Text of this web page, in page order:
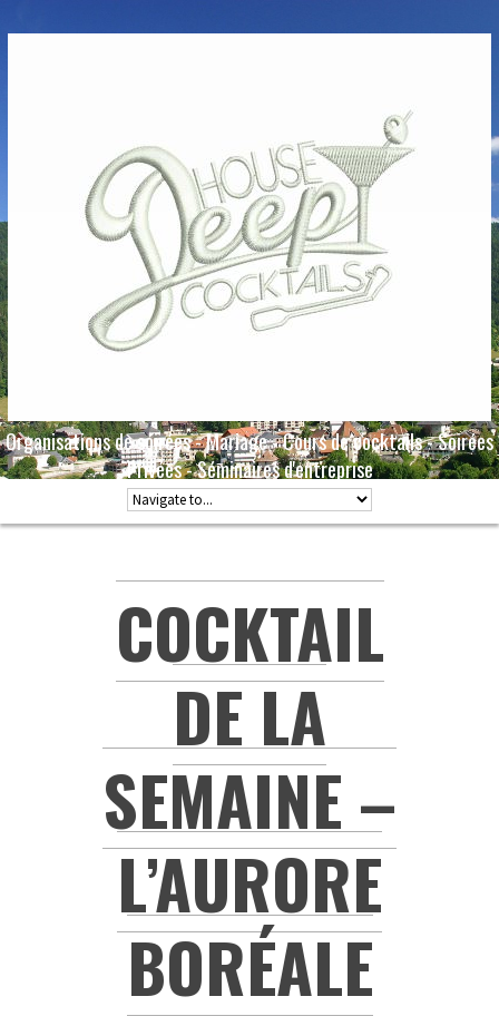
Organisations de soirées - Mariage - Cours de cocktails - Soirées
Privées - Séminaires d'entreprise
COCKTAIL
DE LA
SEMAINE –
L’AURORE
BORÉALE